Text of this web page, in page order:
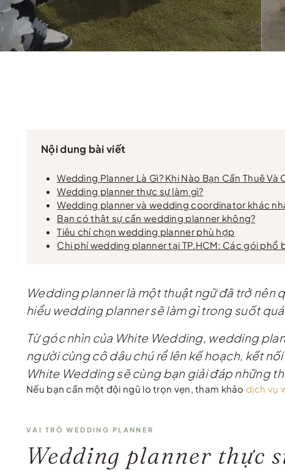
Nội dung bài viết
Wedding Planner Là Gì? Khi Nào Bạn Cần Thuê
Wedding planner thực sự làm gì?
Wedding planner và wedding coordinator khác
Bạn có thật sự cần wedding planner không?
Tiêu chí chọn wedding planner phù hợp
Chi phí wedding planner tại TP.HCM: Các gói phổ
Wedding planner là một thuật ngữ đã trở nên
hiểu wedding planner sẽ làm gì trong suốt
Từ góc nhìn của White Wedding, wedding
người cùng cô dâu chú rể lên kế hoạch, kết
White Wedding sẽ cùng bạn giải đáp những
Nếu bạn cần một đội ngũ lo trọn vẹn, tham khảo dịch vụ
VAI TRÒ WEDDING PLANNER
Wedding planner thực